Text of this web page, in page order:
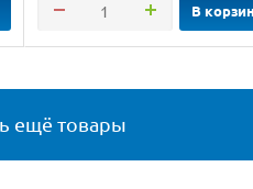
В
ещё товары